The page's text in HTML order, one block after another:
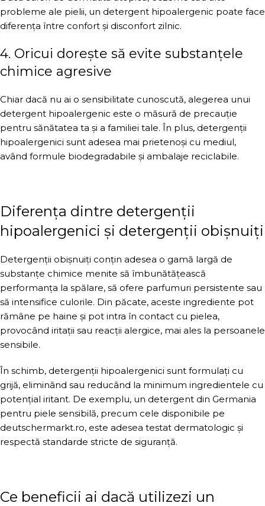
probleme ale pielii, un detergent hipoalergenic poate face
diferența între confort și disconfort zilnic.
4. Oricui dorește să evite substanțele
chimice agresive
Chiar dacă nu ai o sensibilitate cunoscută, alegerea unui
detergent hipoalergenic este o măsură de precauție
pentru sănătatea ta și a familiei tale. În plus, detergenții
hipoalergenici sunt adesea mai prietenoși cu mediul,
având formule biodegradabile și ambalaje reciclabile.
Diferența dintre detergenții
hipoalergenici și detergenții obișnuiți
Detergenții obișnuiți conțin adesea o gamă largă de
substanțe chimice menite să îmbunătățească
performanța la spălare, să ofere parfumuri persistente sau
să intensifice culorile. Din păcate, aceste ingrediente pot
rămâne pe haine și pot intra în contact cu pielea,
provocând iritații sau reacții alergice, mai ales la persoanele
sensibile.
În schimb, detergenții hipoalergenici sunt formulați cu
grijă, eliminând sau reducând la minimum ingredientele cu
potențial iritant. De exemplu, un detergent din Germania
pentru piele sensibilă, precum cele disponibile pe
deutschermarkt.ro, este adesea testat dermatologic și
respectă standarde stricte de siguranță.
Ce beneficii ai dacă utilizezi un